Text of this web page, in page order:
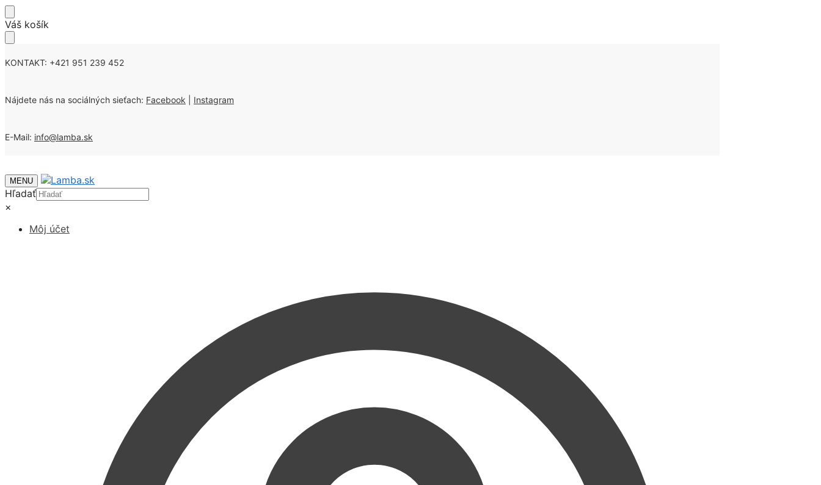
Skip
to
Skip
to
Váš košík
KONTAKT: +421 951 239 452
Nájdete nás na sociálných sieťach: Facebook Instagram
E-Mail: info@lamba.sk
MENU
Hľadať
×
Môj účet